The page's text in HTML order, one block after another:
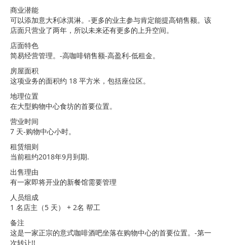
商业潜能
可以添加意大利冰淇淋。-更多的业主参与肯定能提高销售额。该
店面只营业了两年，所以未来还有更多的上升空间。
店面特色
简易经营管理。-高咖啡销售额-高盈利-低租金。
房屋面积
这项业务的面积约 18 平方米，包括座位区。
地理位置
在大型购物中心食坊的首要位置。
营业时间
7 天-购物中心小时。
租赁细则
当前租约2018年9月到期.
出售理由
有一家即将开业的新餐馆需要管理
人员组成
1 名店主（5 天） + 2名 帮工
备注
这是一家正宗的意式咖啡酒吧坐落在购物中心的首要位置。-第一
次转让!!